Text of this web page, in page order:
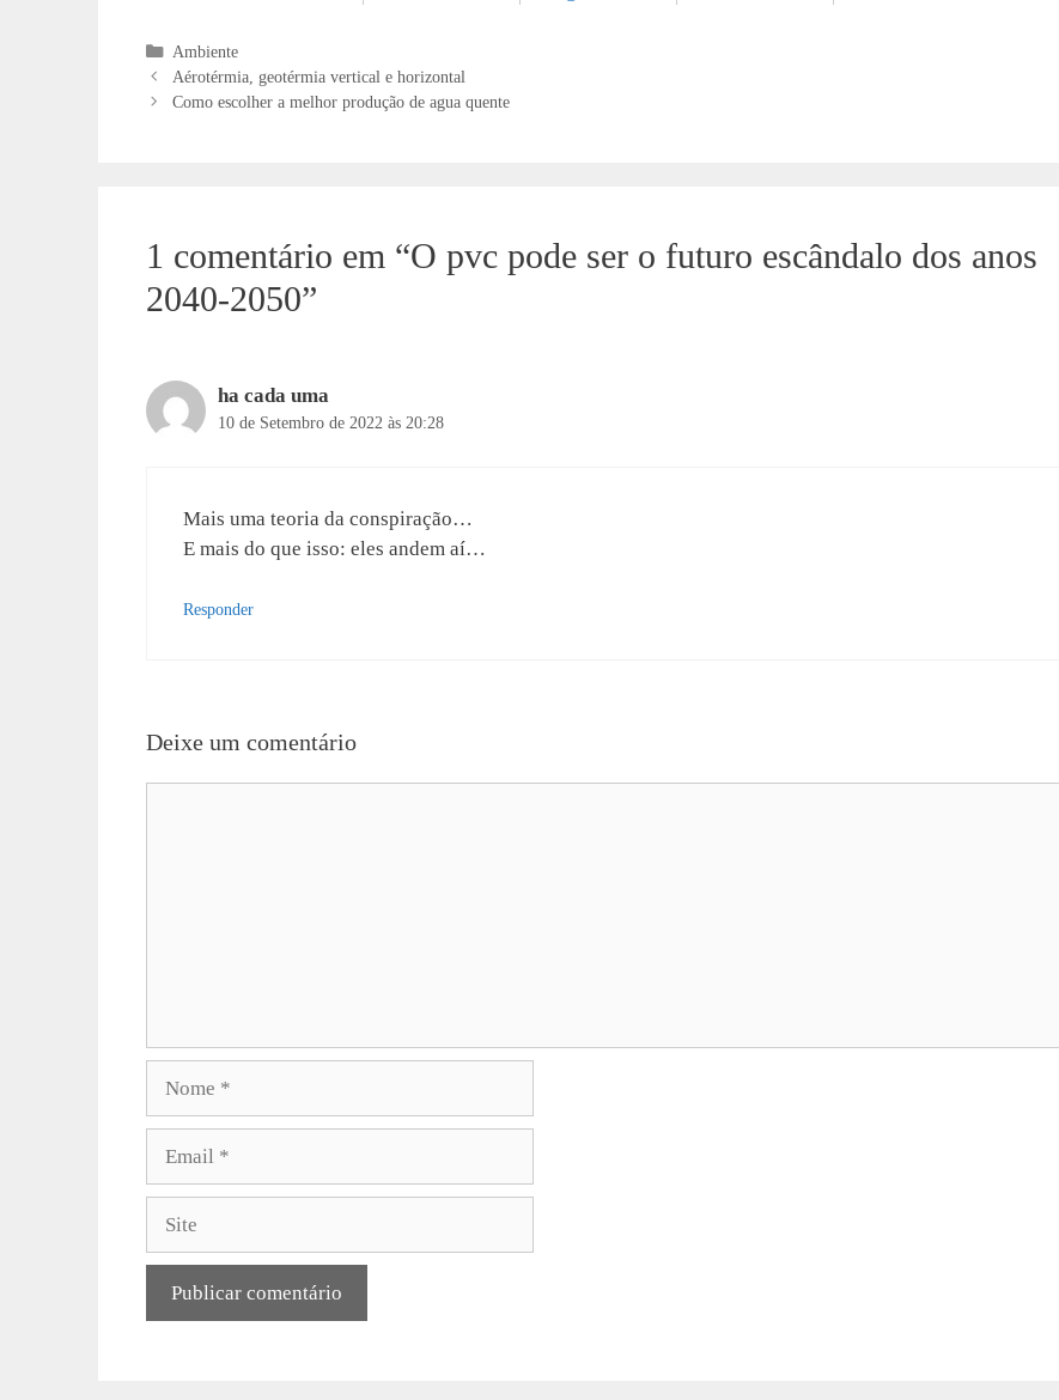
Categorias
Ambiente
Aérotérmia, geotérmia vertical e horizontal
Como escolher a melhor produção de agua quente
1 comentário em “O pvc pode ser o futuro escândalo dos anos
2040-2050”
ha cada uma
10 de Setembro de 2022 às 20:28
Mais uma teoria da conspiração…
E mais do que isso: eles andem aí…
Responder
Deixe um comentário